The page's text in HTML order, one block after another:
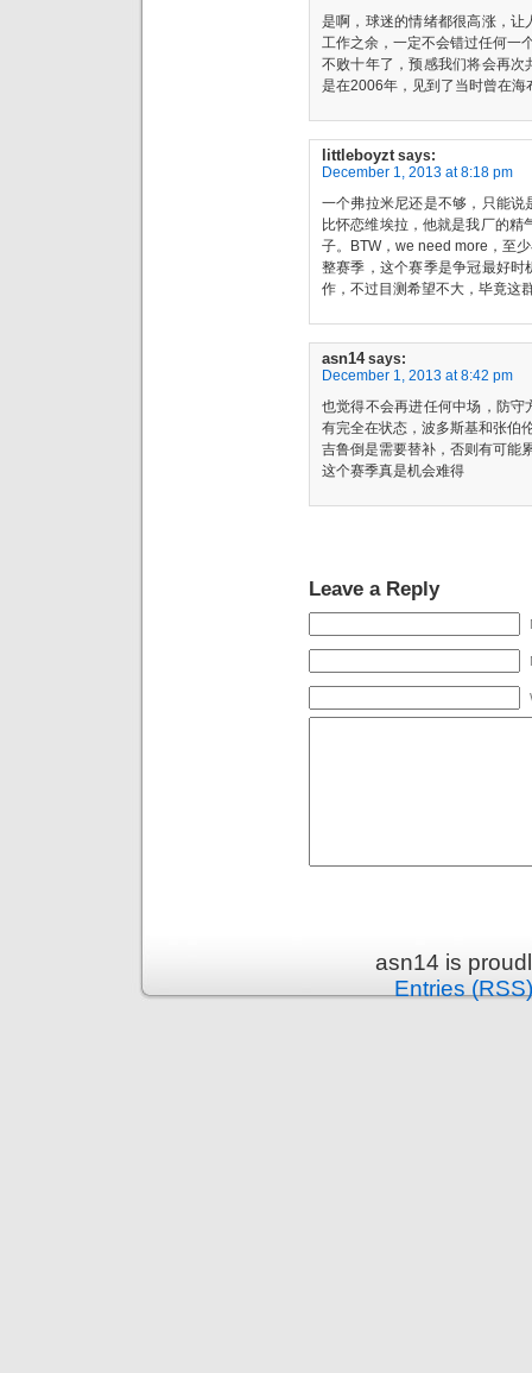
是啊，球迷的情绪都很高涨，
工作之余，一定不会错过任何一
不败十年了，预感我们将会再
是在2006年，见到了当时曾在
littleboyzt says:
December 1, 2013 at 8:18 pm
一个弗拉米尼还是不够，只能
比怀恋维埃拉，他就是我厂的精
子。BTW，we need more，至
整赛季，这个赛季是争冠最好
作，不过目测希望不大，毕竟这
asn14 says:
December 1, 2013 at 8:42 pm
也觉得不会再进任何中场，防
有完全在状态，波多斯基和张伯
吉鲁倒是需要替补，否则有可能
这个赛季真是机会难得
Leave a Reply
asn14 is
Entries (RSS)